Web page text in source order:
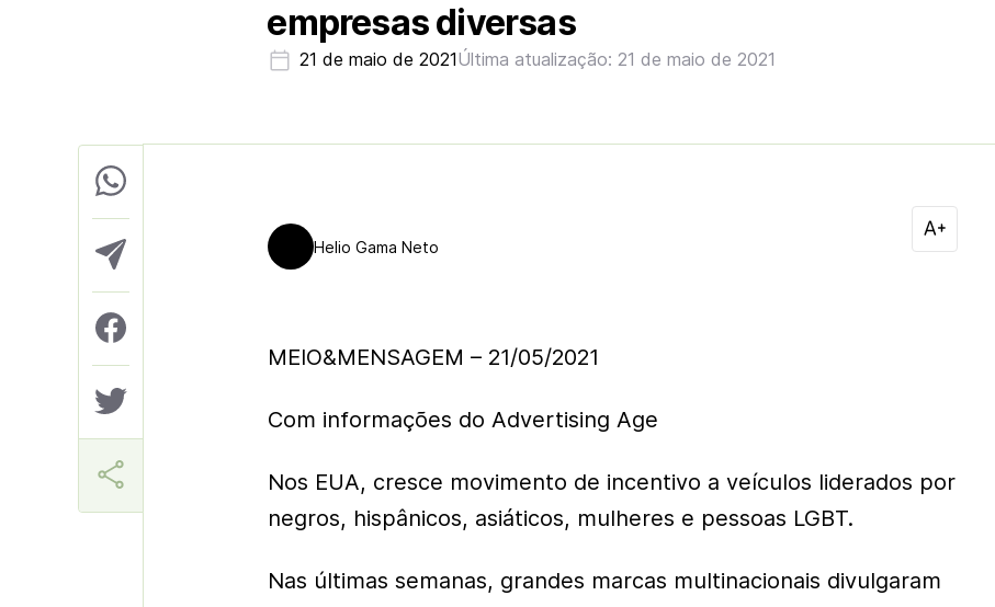
empresas diversas
21 de maio de 2021Última atualização: 21 de maio de 2021
Helio Gama Neto
MEIO&MENSAGEM – 21/05/2021
Com informações do Advertising Age
Nos EUA, cresce movimento de incentivo a veículos liderados por
negros, hispânicos, asiáticos, mulheres e pessoas LGBT.
Nas últimas semanas, grandes marcas multinacionais divulgaram